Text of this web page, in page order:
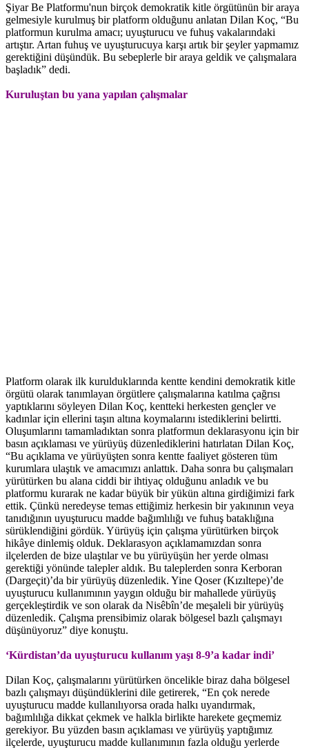
Şiyar Be Platformu'nun birçok demokratik kitle örgütünün bir araya
gelmesiyle kurulmuş bir platform olduğunu anlatan Dilan Koç, “Bu
platformun kurulma amacı; uyuşturucu ve fuhuş vakalarındaki
artıştır. Artan fuhuş ve uyuşturucuya karşı artık bir şeyler yapmamız
gerektiğini düşündük. Bu sebeplerle bir araya geldik ve çalışmalara
başladık” dedi.
Kuruluştan bu yana yapılan çalışmalar
Platform olarak ilk kurulduklarında kentte kendini demokratik kitle
örgütü olarak tanımlayan örgütlere çalışmalarına katılma çağrısı
yaptıklarını söyleyen Dilan Koç, kentteki herkesten gençler ve
kadınlar için ellerini taşın altına koymalarını istediklerini belirtti.
Oluşumlarını tamamladıktan sonra platformun deklarasyonu için bir
basın açıklaması ve yürüyüş düzenlediklerini hatırlatan Dilan Koç,
“Bu açıklama ve yürüyüşten sonra kentte faaliyet gösteren tüm
kurumlara ulaştık ve amacımızı anlattık. Daha sonra bu çalışmaları
yürütürken bu alana ciddi bir ihtiyaç olduğunu anladık ve bu
platformu kurarak ne kadar büyük bir yükün altına girdiğimizi fark
ettik. Çünkü neredeyse temas ettiğimiz herkesin bir yakınının veya
tanıdığının uyuşturucu madde bağımlılığı ve fuhuş bataklığına
sürüklendiğini gördük. Yürüyüş için çalışma yürütürken birçok
hikâye dinlemiş olduk. Deklarasyon açıklamamızdan sonra
ilçelerden de bize ulaştılar ve bu yürüyüşün her yerde olması
gerektiği yönünde talepler aldık. Bu taleplerden sonra Kerboran
(Dargeçit)’da bir yürüyüş düzenledik. Yine Qoser (Kızıltepe)’de
uyuşturucu kullanımının yaygın olduğu bir mahallede yürüyüş
gerçekleştirdik ve son olarak da Nisêbîn’de meşaleli bir yürüyüş
düzenledik. Çalışma prensibimiz olarak bölgesel bazlı çalışmayı
düşünüyoruz” diye konuştu.
‘Kürdistan’da uyuşturucu kullanım yaşı 8-9’a kadar indi’
Dilan Koç, çalışmalarını yürütürken öncelikle biraz daha bölgesel
bazlı çalışmayı düşündüklerini dile getirerek, “En çok nerede
uyuşturucu madde kullanılıyorsa orada halkı uyandırmak,
bağımlılığa dikkat çekmek ve halkla birlikte harekete geçmemiz
gerekiyor. Bu yüzden basın açıklaması ve yürüyüş yaptığımız
ilçelerde, uyuşturucu madde kullanımının fazla olduğu yerlerde